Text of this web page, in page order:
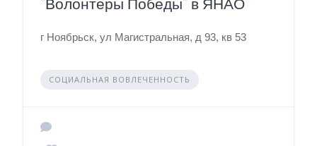
г Ноябрьск, ул Магистральная, д 93, кв 53
СОЦИАЛЬНАЯ ВОВЛЕЧЕННОСТЬ